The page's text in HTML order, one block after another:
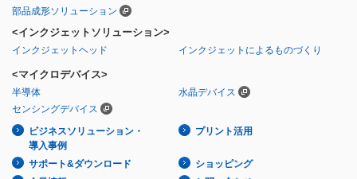
部品成形ソリューション
<インクジェットソリューション>
インクジェットヘッド インクジェットによるものづくり
<マイクロデバイス>
半導体
水晶デバイス
センシングデバイス
ビジネスソリューション・
導入事例
プリント活用
サポート&ダウンロード
ショッピング